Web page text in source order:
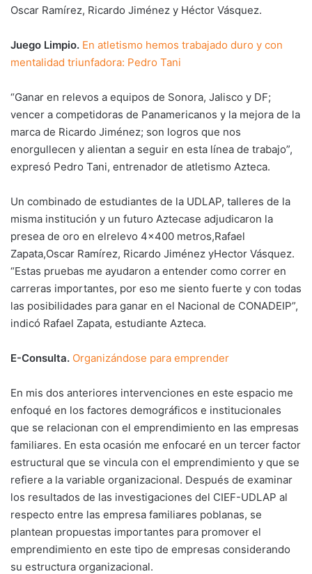
Oscar Ramírez, Ricardo Jiménez y Héctor Vásquez.
Juego Limpio. En atletismo hemos trabajado duro y con
mentalidad triunfadora: Pedro Tani
“Ganar en relevos a equipos de Sonora, Jalisco y DF;
vencer a competidoras de Panamericanos y la mejora de la
marca de Ricardo Jiménez; son logros que nos
enorgullecen y alientan a seguir en esta línea de trabajo”,
expresó Pedro Tani, entrenador de atletismo Azteca.
Un combinado de estudiantes de la UDLAP, talleres de la
misma institución y un futuro Aztecase adjudicaron la
presea de oro en elrelevo 4×400 metros,Rafael
Zapata,Oscar Ramírez, Ricardo Jiménez yHector Vásquez.
“Estas pruebas me ayudaron a entender como correr en
carreras importantes, por eso me siento fuerte y con todas
las posibilidades para ganar en el Nacional de CONADEIP”,
indicó Rafael Zapata, estudiante Azteca.
E-Consulta. Organizándose para emprender
En mis dos anteriores intervenciones en este espacio me
enfoqué en los factores demográficos e institucionales
que se relacionan con el emprendimiento en las empresas
familiares. En esta ocasión me enfocaré en un tercer factor
estructural que se vincula con el emprendimiento y que se
refiere a la variable organizacional. Después de examinar
los resultados de las investigaciones del CIEF-UDLAP al
respecto entre las empresa familiares poblanas, se
plantean propuestas importantes para promover el
emprendimiento en este tipo de empresas considerando
su estructura organizacional.